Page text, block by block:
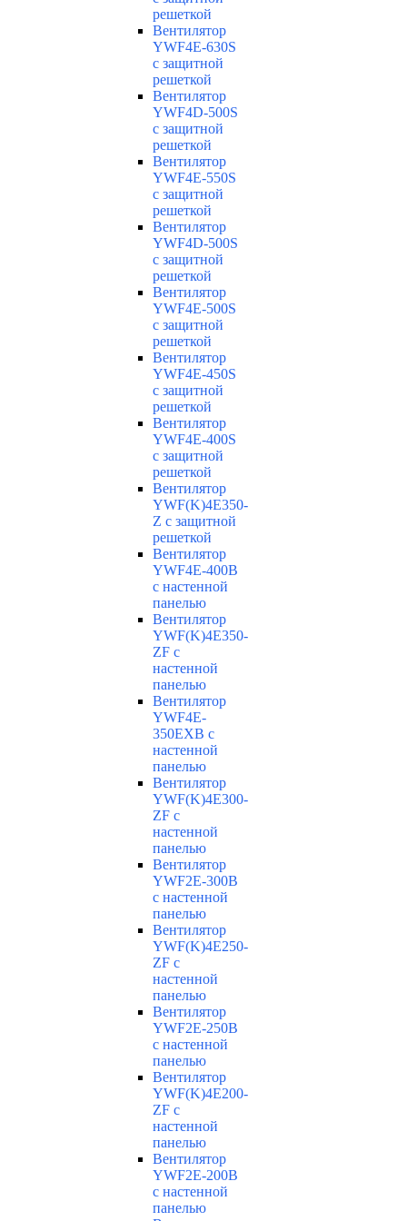
решеткой
Вентилятор
YWF4E-630S
с защитной
решеткой
Вентилятор
YWF4D-500S
с защитной
решеткой
Вентилятор
YWF4E-550S
с защитной
решеткой
Вентилятор
YWF4D-500S
с защитной
решеткой
Вентилятор
YWF4E-500S
с защитной
решеткой
Вентилятор
YWF4E-450S
с защитной
решеткой
Вентилятор
YWF4E-400S
с защитной
решеткой
Вентилятор
YWF(K)4E350-
Z с защитной
решеткой
Вентилятор
YWF4E-400B
с настенной
панелью
Вентилятор
YWF(K)4E350-
ZF с
настенной
панелью
Вентилятор
YWF4E-
350EXB с
настенной
панелью
Вентилятор
YWF(K)4E300-
ZF с
настенной
панелью
Вентилятор
YWF2E-300B
с настенной
панелью
Вентилятор
YWF(K)4E250-
ZF с
настенной
панелью
Вентилятор
YWF2E-250B
с настенной
панелью
Вентилятор
YWF(K)4E200-
ZF с
настенной
панелью
Вентилятор
YWF2E-200B
с настенной
панелью